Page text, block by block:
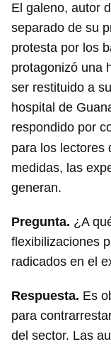
El galeno, autor
separado de su
protesta por los
protagonizó una
ser restituido a
hospital de
respondido por
para los lectores
medidas, las
generan.
Pregunta. ¿A
flexibilizaciones
radicados en el
Respuesta. Es
para
del sector. Las